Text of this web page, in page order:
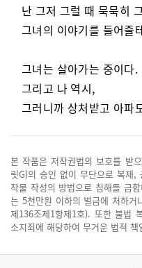
난 그저 그럴 때 묵묵히
그녀의 이야기를 들어줄
그녀는 살아가는 중이다.
그리고 나 역시,
그러니까 상처받고 아파
본 작품은 저작권법의 보호를 받
릿G)의 승인 없이 무단으로 복제
작물 작성의 방법으로 침해를 금
는 5천만원 이하의 벌금에 처하거
제136조제1항제1호). 또한 불법
소지죄에 해당하여 무거운 법적